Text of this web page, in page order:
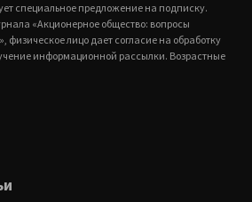
специальное предложение на подписку.
«Акционерное общество: вопросы
физическое лицо дает согласие на обработку
информационной рассылки. Возрастные